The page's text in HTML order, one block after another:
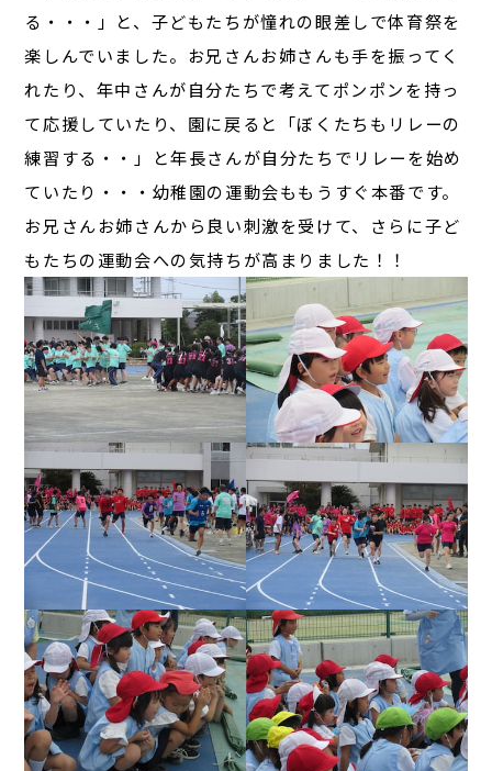
る・・・」と、子どもたちが憧れの眼差しで体育祭を
楽しんでいました。お兄さんお姉さんも手を振ってく
れたり、年中さんが自分たちで考えてポンポンを持っ
て応援していたり、園に戻ると「ぼくたちもリレーの
練習する・・」と年長さんが自分たちでリレーを始め
ていたり・・・幼稚園の運動会ももうすぐ本番です。
お兄さんお姉さんから良い刺激を受けて、さらに子ど
もたちの運動会への気持ちが高まりました！！